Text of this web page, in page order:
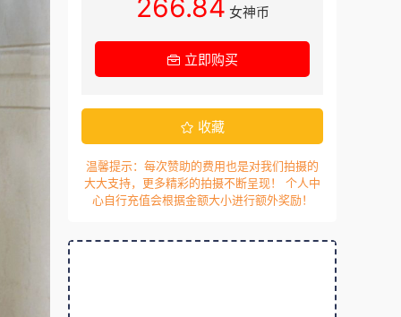
266.84 女神币
立即购买
收藏
温馨提示：每次赞助的费用也是对我们拍摄的
大大支持，更多精彩的拍摄不断呈现！ 个人中
心自行充值会根据金额大小进行额外奖励！